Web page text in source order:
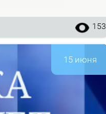
153
15 июня